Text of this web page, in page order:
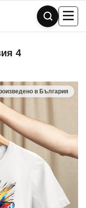
4